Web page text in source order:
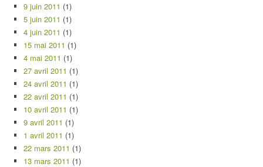
9 juin 2011 (1)
5 juin 2011 (1)
4 juin 2011 (1)
15 mai 2011 (1)
4 mai 2011 (1)
27 avril 2011 (1)
24 avril 2011 (1)
22 avril 2011 (1)
10 avril 2011 (1)
9 avril 2011 (1)
1 avril 2011 (1)
22 mars 2011 (1)
13 mars 2011 (1)